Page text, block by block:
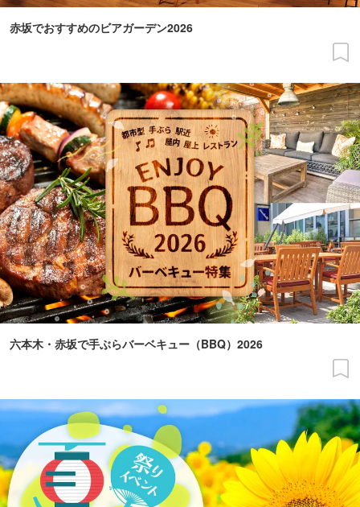
赤坂でおすすめのビアガーデン2026
六本木・赤坂で手ぶらバーベキュー（BBQ）2026